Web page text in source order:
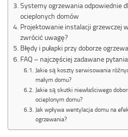
Systemy ogrzewania odpowiednie
ocieplonych domów
Projektowanie instalacji grzewczej
zwrócić uwagę?
Błędy i pułapki przy doborze
FAQ – najczęściej zadawane pytania
Jakie są koszty serwisowania
małym domu?
Jakie są skutki niewłaściwego
ocieplonym domu?
Jak wpływa wentylacja domu na
ogrzewania?